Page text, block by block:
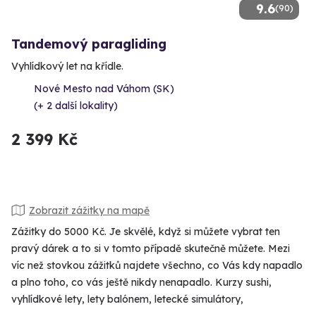
9.6(90)
Tandemový paragliding
Vyhlídkový let na křídle.
Nové Mesto nad Váhom (SK)
(+ 2 další lokality)
2 399 Kč
Zobrazit zážitky na mapě
Zážitky do 5000 Kč. Je skvělé, když si můžete vybrat ten
pravý dárek a to si v tomto případě skutečně můžete. Mezi
víc než stovkou zážitků najdete všechno, co Vás kdy napadlo
a plno toho, co vás ještě nikdy nenapadlo. Kurzy sushi,
vyhlídkové lety, lety balónem, letecké simulátory,